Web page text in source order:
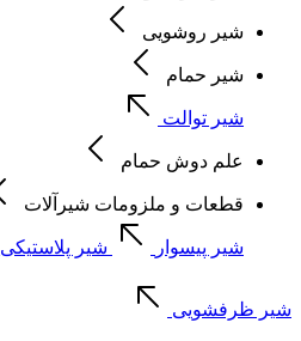
شیر روشویی
شیر حمام
شیر توالت
علم دوش حمام
قطعات و ملزومات شیرآلات
شیر پیسوار شیر پلاستیکی
شیر ظرفشویی